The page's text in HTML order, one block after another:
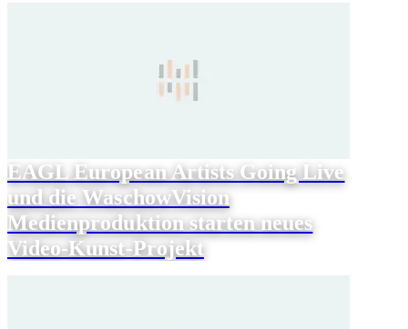
EAGL European Artists Going Live
und die WaschowVision
Medienproduktion starten neues
Video-Kunst-Projekt